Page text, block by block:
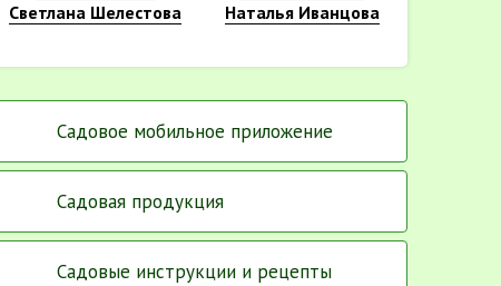
Светлана Шелестова
Наталья Иванцова
Садовое мобильное приложение
Садовая продукция
Садовые инструкции и рецепты